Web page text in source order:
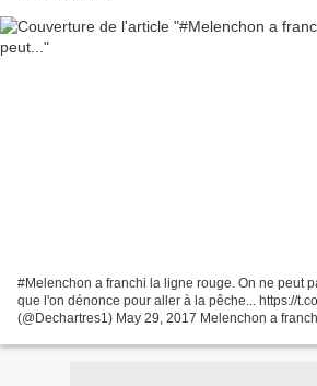
#Melenchon a franchi la ligne rouge. On ne peut
que l'on dénonce pour aller à la pêche... https://
(@Dechartres1) May 29, 2017 Melenchon a